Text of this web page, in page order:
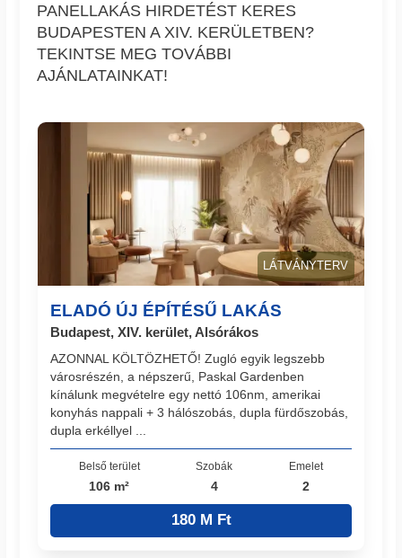
PANELLAKÁS HIRDETÉST KERES
BUDAPESTEN A XIV. KERÜLETBEN?
TEKINTSE MEG TOVÁBBI
AJÁNLATAINKAT!
LÁTVÁNYTERV
ELADÓ ÚJ ÉPÍTÉSŰ LAKÁS
Budapest, XIV. kerület, Alsórákos
AZONNAL KÖLTÖZHETŐ! Zugló egyik legszebb
városrészén, a népszerű, Paskal Gardenben
kínálunk megvételre egy nettó 106nm, amerikai
konyhás nappali + 3 hálószobás, dupla fürdőszobás,
dupla erkéllyel ...
Belső terület
106 m²
Szobák
4
Emelet
2
180 M Ft